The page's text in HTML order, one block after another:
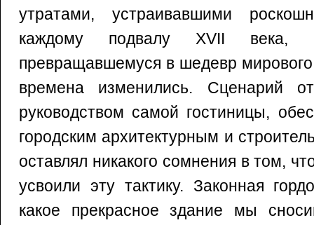
утратами, устраивавшими
каждому подвалу XVII
превращавшемуся в шедевр
времена изменились. Сценарий
руководством самой гостиницы,
городским архитектурным и
оставлял никакого сомнения в том,
усвоили эту тактику. Законная
какое прекрасное здание мы